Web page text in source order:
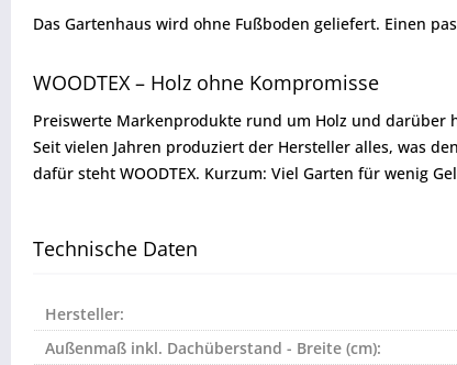
Das Gartenhaus wird ohne Fußboden geliefert. Einen
WOODTEX – Holz ohne Kompromisse
Preiswerte Markenprodukte rund um Holz und darüber
Seit vielen Jahren produziert der Hersteller alles, was
dafür steht WOODTEX. Kurzum: Viel Garten für wenig
Technische Daten
Hersteller:
Außenmaß inkl. Dachüberstand - Breite (cm):